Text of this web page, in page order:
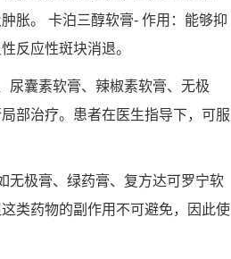
胀。 卡泊三醇软膏- 作用：能够抑
反应性斑块消退。
尿囊素软膏、辣椒素软膏、无极
部治疗。患者在医生指导下，可服
无极膏、绿药膏、复方达可罗宁软
类药物的副作用不可避免，因此使